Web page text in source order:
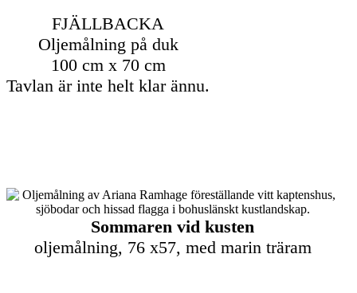
FJÄLLBACKA
Oljemålning på duk
100 cm x 70 cm
Tavlan är inte helt klar ännu.
Sommaren vid kusten
oljemålning, 76 x57, med marin träram